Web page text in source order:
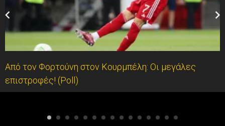
Από τον Φορτούνη στον Κουρμπέλη: Οι μεγάλες
επιστροφές! (Poll)